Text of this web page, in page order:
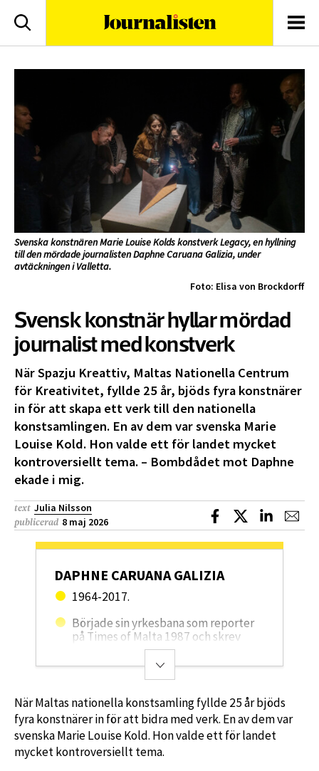
Sök
Svenska konstnären Marie Louise Kolds konstverk Legacy, en hyllning
till den mördade journalisten Daphne Caruana Galizia, under
avtäckningen i Valletta.
Foto: Elisa von Brockdorff
Svensk konstnär hyllar mördad
journalist med konstverk
När Spazju Kreattiv, Maltas Nationella Centrum
för Kreativitet, fyllde 25 år, bjöds fyra konstnärer
in för att skapa ett verk till den nationella
konstsamlingen. En av dem var svenska Marie
Louise Kold. Hon valde ett för landet mycket
kontroversiellt tema. – Bombdådet mot Daphne
ekade i mig.
text Julia Nilsson
publicerad 8 maj 2026
Dela på Facebook
Dela på XDela på
DAPHNE CARUANA GALIZIA
1964-2017.
Började sin yrkesbana som reporter
på Times of Malta 1987 och skrev
krönikor i tidningen fram till sin död i
en bilbomb 2017. Startade bloggen
Running Commentary 2008.
Mottagare av över 30 postuma priser,
bland andra Publicistklubbens pris
2018 till Anna Politkovskajas minne.
När Maltas nationella konstsamling fyllde 25 år bjöds
fyra konstnärer in för att bidra med verk. En av dem var
svenska Marie Louise Kold. Hon valde ett för landet
mycket kontroversiellt tema.